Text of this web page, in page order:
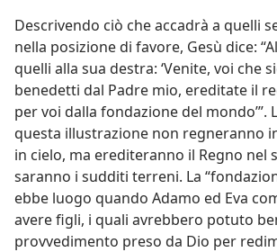
Descrivendo ciò che accadrà a quelli
nella posizione di favore, Gesù dice:
quelli alla sua destra: ‘Venite, voi che
benedetti dal Padre mio, ereditate il
per voi dalla fondazione del mondo’”.
questa illustrazione non regneranno
in cielo, ma erediteranno il Regno nel
saranno i sudditi terreni. La
ebbe luogo quando Adamo ed Eva
avere figli, i quali avrebbero potuto
provvedimento preso da Dio per